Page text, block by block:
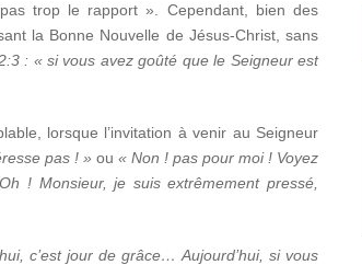
trop le rapport ». Cependant, bien des
la Bonne Nouvelle de Jésus-Christ, sans
: « si vous avez goûté que le Seigneur est
lorsque l’invitation à venir au Seigneur
pas ! » ou « Non ! pas pour moi ! Voyez
! Monsieur, je suis extrêmement pressé,
c’est jour de grâce… Aujourd’hui, si vous